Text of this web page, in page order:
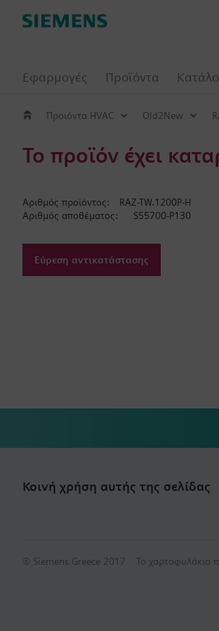
Εφαρμογές Προϊόντα
Προιόντα HVAC Old2New
Το προϊόν έχει
Αριθμός προϊόντος:
RAZ-TW.1200P-H
Αριθμός αποθέματος:
S55700-P130
Εύρεση αντικατάστασης
Κοινή χρήση αυτής της σελίδας
© Siemens Greece 2017 Το χαρτοφυλάκιο